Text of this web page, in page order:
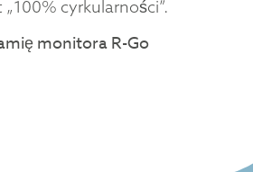
cyrkularności”.